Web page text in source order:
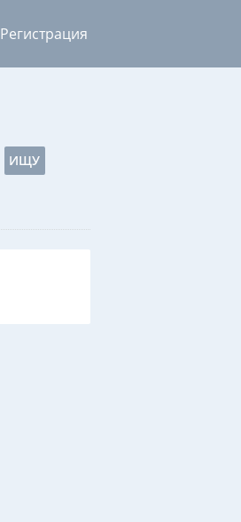
Регистрация
ИЩУ